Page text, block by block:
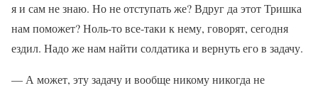
я и сам не знаю. Но не отступать же? Вдруг да этот Тришка
нам поможет? Ноль-то все-таки к нему, говорят, сегодня
ездил. Надо же нам найти солдатика и вернуть его в задачу.
— А может, эту задачу и вообще никому никогда не